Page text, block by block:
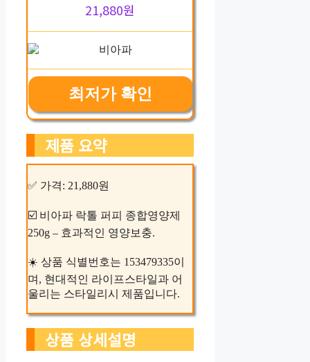
21,880원
최저가 확인
제품 요약
✅ 가격: 21,880원
☑️ 비아파 락톨 퍼피 종합영양제
250g – 효과적인 영양보충.
☀️ 상품 식별번호는 153479335이
며, 현대적인 라이프스타일과 어
울리는 스타일리시 제품입니다.
상품 상세설명